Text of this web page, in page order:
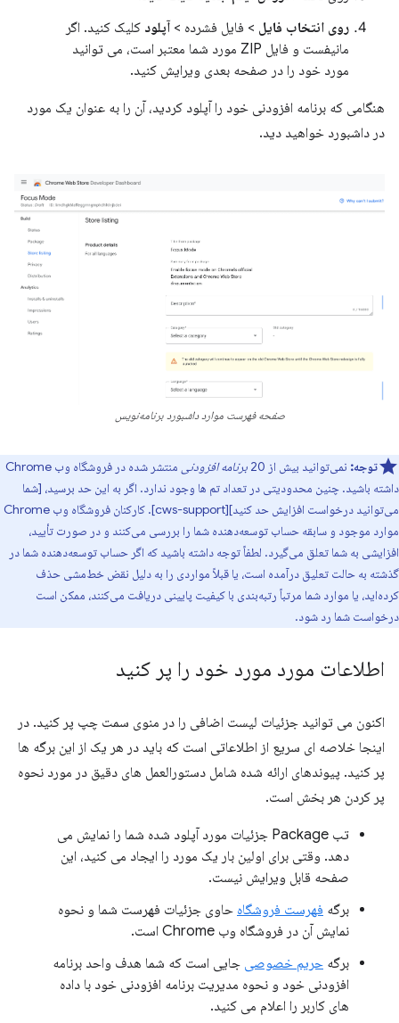
روی انتخاب فایل > فایل فشرده > آپلود کلیک کنید. اگر
مانیفست و فایل ZIP مورد شما معتبر است، می توانید
مورد خود را در صفحه بعدی ویرایش کنید.
هنگامی که برنامه افزودنی خود را آپلود کردید، آن را به عنوان یک مورد
در داشبورد خواهید دید.
صفحه فهرست موارد داشبورد برنامه‌نویس
توجه: نمی‌توانید بیش از 20 برنامه افزودنی
منتشر شده در فروشگاه وب Chrome
داشته باشید. چنین محدودیتی در تعداد تم ها وجود ندارد. اگر به این حد برسید، [شما
می‌توانید درخواست افزایش حد کنید][cws-support]. کارکنان فروشگاه وب Chrome
موارد موجود و سابقه حساب توسعه‌دهنده شما را بررسی می‌کنند و در صورت تأیید،
افزایشی به شما تعلق می‌گیرد. لطفاً توجه داشته باشید که اگر حساب توسعه‌دهنده شما در
گذشته به حالت تعلیق درآمده است، یا قبلاً مواردی را به دلیل نقض خط‌مشی حذف
کرده‌اید، یا موارد شما مرتباً رتبه‌بندی با کیفیت پایینی دریافت می‌کنند، ممکن است
درخواست شما رد شود.
اطلاعات مورد مورد خود را پر کنید
اکنون می توانید جزئیات لیست اضافی را در منوی سمت چپ پر کنید. در
اینجا خلاصه ای سریع از اطلاعاتی است که باید در هر یک از این برگه ها
پر کنید. پیوندهای ارائه شده شامل دستورالعمل های دقیق در مورد نحوه
پر کردن هر بخش است.
تب Package جزئیات مورد آپلود شده شما را نمایش می
دهد. وقتی برای اولین بار یک مورد را ایجاد می کنید، این
صفحه قابل ویرایش نیست.
برگه فهرست فروشگاه حاوی جزئیات فهرست شما و نحوه
نمایش آن در فروشگاه وب Chrome است.
برگه حریم خصوصی جایی است که شما هدف واحد برنامه
افزودنی خود و نحوه مدیریت برنامه افزودنی خود با داده
های کاربر را اعلام می کنید.